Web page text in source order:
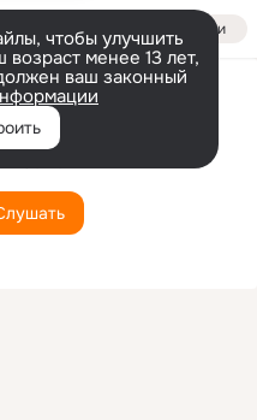
Войти
чтобы улучшить
менее 13 лет,
ваш законный
Killing